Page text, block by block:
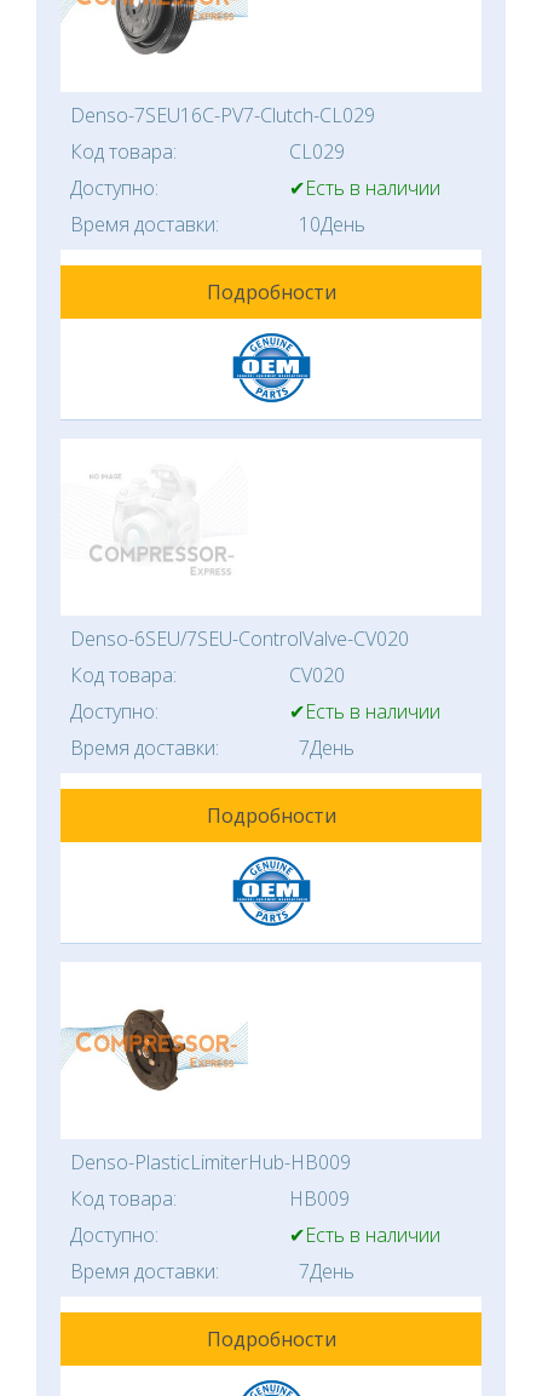
Denso-7SEU16C-PV7-Clutch-CL029
Код товара:
CL029
Доступно:
✔Есть в наличии
Время доставки:
10День
Подробности
Denso-6SEU/7SEU-ControlValve-CV020
Код товара:
CV020
Доступно:
✔Есть в наличии
Время доставки:
7День
Подробности
Denso-PlasticLimiterHub-HB009
Код товара:
HB009
Доступно:
✔Есть в наличии
Время доставки:
7День
Подробности